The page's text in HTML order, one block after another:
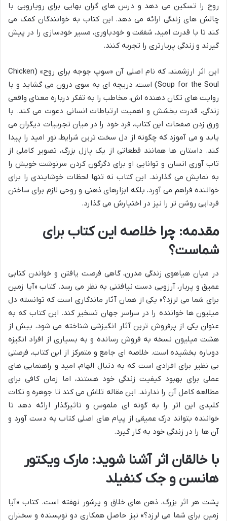
روح را تسکین می دهد و درس های گران بهایی برای رویارویی با
چالش های زندگی ارائه می دهد. این کتاب به خوانندگان کمک می
کند تا با قدرت امید، شفقت و خودباوری، مسیر خودسازی را در پیش
گیرند و زندگی پربارتری را تجربه کنند.
این اثر ارزشمند، که نام اصلی آن «سوپ جوجه برای روح» (Chicken
Soup for the Soul) است، دریچه ای به سوی درون می گشاید و با
روایت های تکان دهنده اش، مخاطب را به تفکر درباره معنای واقعی
زندگی، قدرت بخشش و اهمیت ارتباطات انسانی دعوت می کند. با
ورق زدن صفحات این کتاب، فرد خود را در میان تجربیات دیگران می
یابد و می آموزد که چگونه از دل سخت ترین شرایط، نور امید را پیدا
کند. داستان ها همانند قطعاتی از یک پازل بزرگ، تصویر کاملی از
تاب آوری انسان و توانایی او برای دگرگون کردن سرنوشت خویش را
به نمایش می گذارند. این کتاب نه تنها لحظات خوشایندی را برای
خواننده فراهم می آورد، بلکه ابزارهای ذهنی و روحی لازم برای ساختن
فردایی روشن تر را نیز در اختیارش می گذارد.
مقدمه: چرا خلاصه این کتاب برای
شماست؟
در میان هیاهوی زندگی مدرن، گاهی فرصت یافتن و خواندن کتابی
عمیق و پربار، آرزویی دست نیافتنی به نظر می رسد. کتاب «آیا زمین
برای شما می لرزد؟» یکی از همان آثار ماندگاری است که توانسته دل
میلیون ها خواننده را در سراسر جهان تسخیر کند. این کتاب که به
عنوان یکی از پرفروش ترین آثار انگیزشی شناخته می شود، بیش از
هشت میلیون نسخه به فروش رسانده و به بسیاری از افراد انگیزه
دوباره بخشیده است. خلاصه ای جامع و متمرکز از این کتاب، فرصتی
بی نظیر برای افرادی است که به دنبال الهام، امید و راهنمایی های
عملی برای بهبود کیفیت زندگی خود هستند، اما زمان کافی برای
مطالعه کامل آن را ندارند. این مقاله تلاش می کند تا جوهره و نکات
کلیدی این اثر را به گونه ای ملموس و تاثیرگذار ارائه دهد تا
خواننده بتواند درک عمیقی از پیام های اصلی کتاب به دست آورد و
آن ها را در زندگی خود به کار گیرد.
با خالقان اثر آشنا شوید: مارک ویکتور
هانسن و جک کنفیلد
پشت هر اثر بزرگ، ذهن های خلاق و پرشور نهفته است. کتاب «آیا
زمین برای شما می لرزد؟» نیز حاصل همکاری دو نویسنده و سخنران